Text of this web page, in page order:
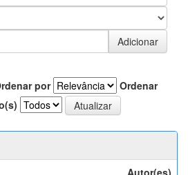
por
Ordenar
Autor(es)